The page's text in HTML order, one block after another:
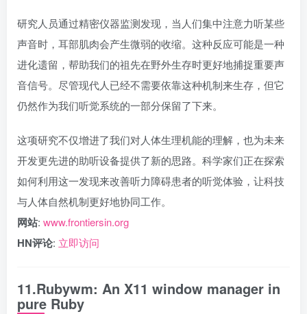
研究人员通过精密仪器监测发现，当人们集中注意力听某些
声音时，耳部肌肉会产生微弱的收缩。这种反应可能是一种
进化遗留，帮助我们的祖先在野外生存时更好地捕捉重要声
音信号。尽管现代人已经不需要依靠这种机制来生存，但它
仍然作为我们听觉系统的一部分保留了下来。
这项研究不仅增进了我们对人体生理机能的理解，也为未来
开发更先进的助听设备提供了新的思路。科学家们正在探索
如何利用这一发现来改善听力障碍患者的听觉体验，让科技
与人体自然机制更好地协同工作。
网站: www.frontiersin.org
HN评论: 立即访问
11.Rubywm: An X11 window manager in
pure Ruby